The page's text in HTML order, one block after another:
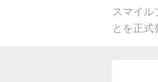
スマイル
とを正式